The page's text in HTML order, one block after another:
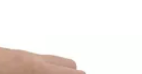
8 mm pour facultatif